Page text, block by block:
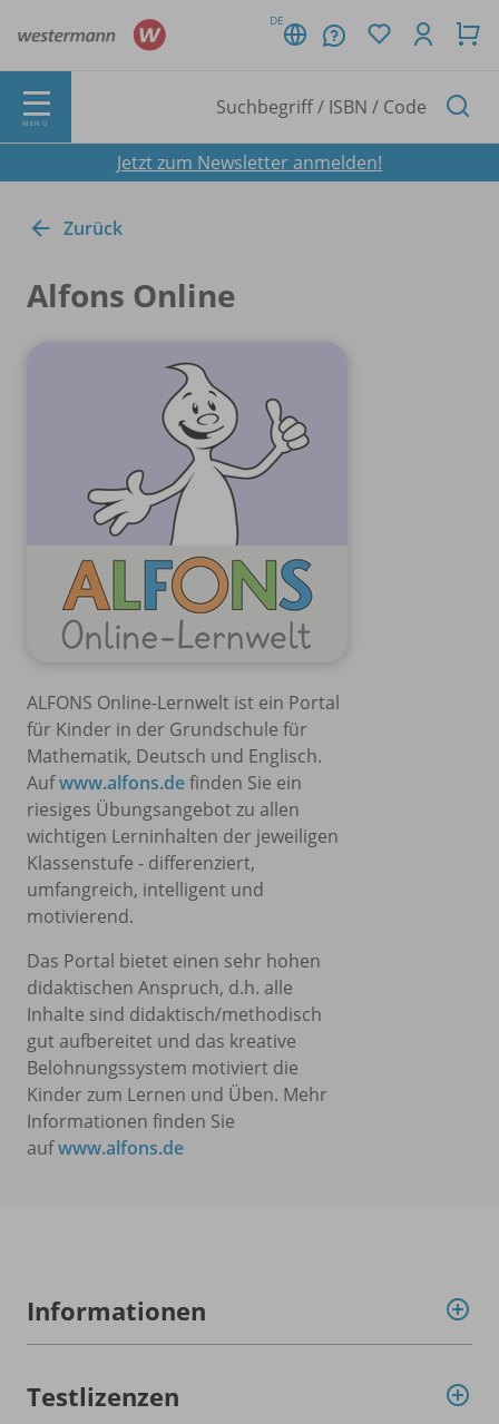
DE
MENÜ
Jetzt zum Newsletter anmelden!
Zurück
Alfons Online
ALFONS Online-Lernwelt ist ein Portal
für Kinder in der Grundschule für
Mathematik, Deutsch und Englisch.
Aufwww.alfons.definden Sie ein
riesiges Übungsangebot zu allen
wichtigen Lerninhalten der jeweiligen
Klassenstufe - differenziert,
umfangreich, intelligent und
motivierend.
Das Portal bietet einen sehr hohen
didaktischen Anspruch, d.h. alle
Inhalte sind didaktisch/methodisch
gut aufbereitet und das kreative
Belohnungssystem motiviert die
Kinder zum Lernen und Üben. Mehr
Informationen finden Sie
aufwww.alfons.de
Informationen
Testlizenzen